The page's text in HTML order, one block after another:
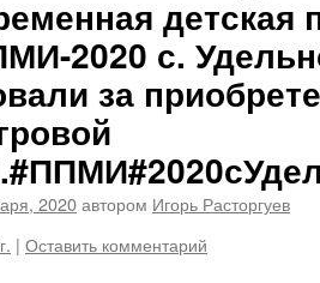
детская
2020 с.
за
2020автором Игорь Расторгуев
| Оставить комментарий